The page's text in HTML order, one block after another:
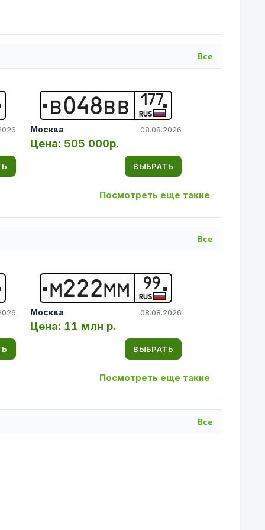
Все
В048ВВ 177
RUS
Москва 08.08.2026
Цена: 505 000р.
ВЫБРАТЬ
Посмотреть еще такие
Все
М222ММ 99
RUS
Москва 08.08.2026
Цена: 11 млн р.
ВЫБРАТЬ
Посмотреть еще такие
Все